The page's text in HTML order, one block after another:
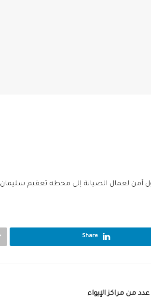
آمن لعمال الصيانة إلى محطه تعقيم سليمان
Share
من مراكز الإيواء